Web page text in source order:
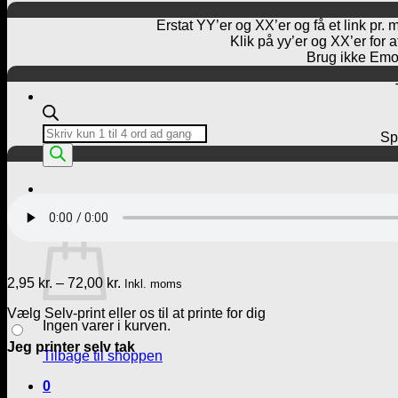
Products
search
Kurv
Ingen varer i kurven.
Tilbage til shoppen
0
Erstat YY’er og XX’er og få et link
Klik på yy’er og XX’er
Brug ikke
2,95 kr. – 72,00 kr. Prisinterval:
til
72,00 kr.
Inkl. moms
Vælg Selv-print eller os til at printe for dig
Jeg printer selv tak